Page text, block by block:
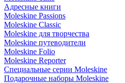
Адресные книги
Moleskine Passions
Moleskine Classic
Moleskine для творчества
Moleskine путеводители
Moleskine Folio
Moleskine Reporter
Специальные серии Moleskine
Подарочные наборы Moleskine